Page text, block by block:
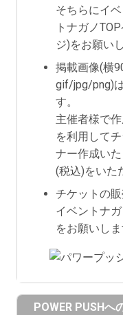
そちらにイ
トナガノ
ジ)をお願い
掲載画像(横
gif/jpg/png)
す。
主催者様で
を利用して
ナー作成い
(税込)をいた
チケットの
イベントナ
をお願いしま
POWER PUSHへ